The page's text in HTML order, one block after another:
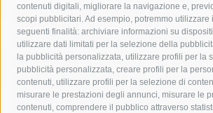
contenuti digitali, migliorare la navigazione e,
scopi pubblicitari. Ad esempio, potremmo utilizzare
seguenti finalità: archiviare informazioni su
utilizzare dati limitati per la selezione della
la pubblicità personalizzata, utilizzare profili per la
pubblicità personalizzata, creare profili per la
contenuti, utilizzare profili per la selezione di
misurare le prestazioni degli annunci, misurare le
contenuti, comprendere il pubblico attraverso
acqua allerta meteo
anas
area marina protetta di punta campanella
Asl Napoli 3 sud
capitaneria di porto
castellammare di stabia
circumvesuviana
comune di sorrento
concerto
contagi